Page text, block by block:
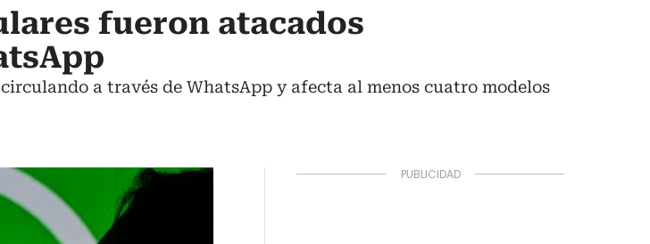
fueron atacados
a través de WhatsApp y afecta al menos cuatro modelos